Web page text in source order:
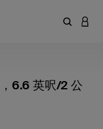
輸入關鍵
登入
6.6 英呎/2 公